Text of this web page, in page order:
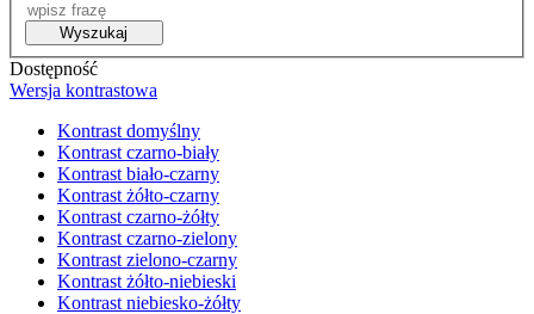
Wyszukaj
Dostępność
Wersja kontrastowa
Kontrast domyślny
Kontrast czarno-biały
Kontrast biało-czarny
Kontrast żółto-czarny
Kontrast czarno-żółty
Kontrast czarno-zielony
Kontrast zielono-czarny
Kontrast żółto-niebieski
Kontrast niebiesko-żółty